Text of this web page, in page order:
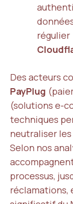
régulier
Des acteurs
PayPlug
(solutions e-
techniques
neutraliser
Selon nos
processus,
réclamations,